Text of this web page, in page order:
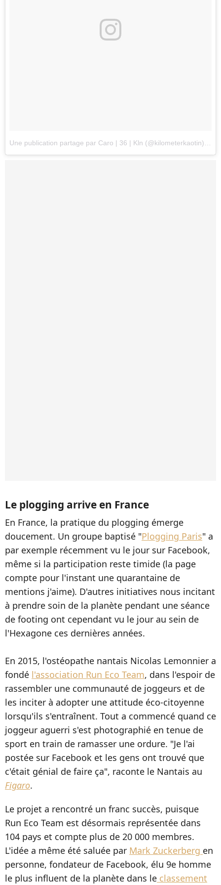
Le plogging arrive en France
En France, la pratique du plogging émerge
doucement. Un groupe baptisé "Plogging Paris" a
par exemple récemment vu le jour sur Facebook,
même si la participation reste timide (la page
compte pour l'instant une quarantaine de
mentions j'aime). D'autres initiatives nous incitant
à prendre soin de la planète pendant une séance
de footing ont cependant vu le jour au sein de
l'Hexagone ces dernières années.
En 2015, l'ostéopathe nantais Nicolas Lemonnier a
fondé l'association Run Eco Team, dans l'espoir de
rassembler une communauté de joggeurs et de
les inciter à adopter une attitude éco-citoyenne
lorsqu'ils s'entraînent. Tout a commencé quand ce
joggeur aguerri s'est photographié en tenue de
sport en train de ramasser une ordure. "Je l'ai
postée sur Facebook et les gens ont trouvé que
c'était génial de faire ça", raconte le Nantais au
Figaro.
Le projet a rencontré un franc succès, puisque
Run Eco Team est désormais représentée dans
104 pays et compte plus de 20 000 membres.
L'idée a même été saluée par Mark Zuckerberg en
personne, fondateur de Facebook, élu 9e homme
le plus influent de la planète dans le classement